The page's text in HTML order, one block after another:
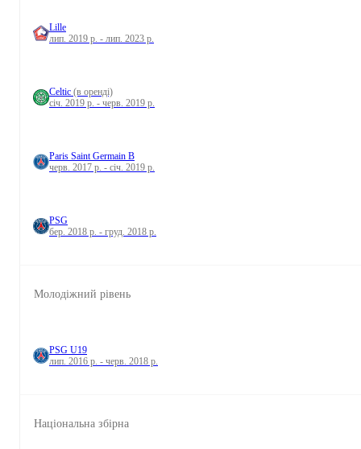
Lille
лип. 2019 р. - лип. 2023 р.
Celtic (в оренді)
січ. 2019 р. - черв. 2019 р.
Paris Saint Germain B
черв. 2017 р. - січ. 2019 р.
PSG
бер. 2018 р. - груд. 2018 р.
Молодіжний рівень
PSG U19
лип. 2016 р. - черв. 2018 р.
Національна збірна